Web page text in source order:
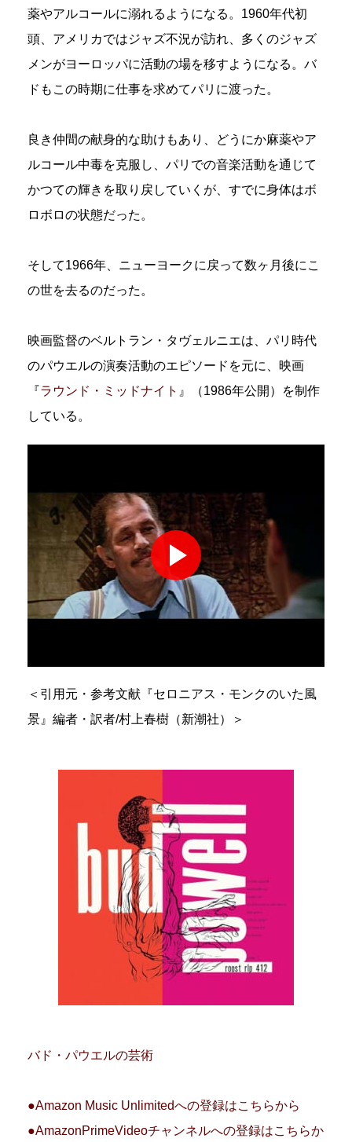
薬やアルコールに溺れるようになる。1960年代初
頭、アメリカではジャズ不況が訪れ、多くのジャズ
メンがヨーロッパに活動の場を移すようになる。バ
ドもこの時期に仕事を求めてパリに渡った。
良き仲間の献身的な助けもあり、どうにか麻薬やア
ルコール中毒を克服し、パリでの音楽活動を通じて
かつての輝きを取り戻していくが、すでに身体はボ
ロボロの状態だった。
そして1966年、ニューヨークに戻って数ヶ月後にこ
の世を去るのだった。
映画監督のベルトラン・タヴェルニエは、パリ時代
のパウエルの演奏活動のエピソードを元に、映画
『ラウンド・ミッドナイト 』（1986年公開）を制作
している。
＜引用元・参考文献『セロニアス・モンクのいた風
景』編者・訳者/村上春樹（新潮社）＞
バド・パウエルの芸術
●Amazon Music Unlimitedへの登録はこちらから
●AmazonPrimeVideoチャンネルへの登録はこちらか